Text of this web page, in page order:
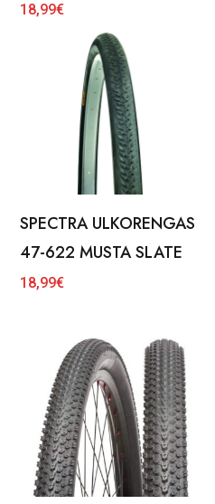
18,99€
SPECTRA ULKORENGAS
47-622 MUSTA SLATE
18,99€